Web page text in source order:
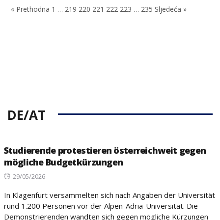
« Prethodna 1 … 219 220 221 222 223 … 235 Sljedeća »
DE/AT
Studierende protestieren österreichweit gegen
mögliche Budgetkürzungen
Posted
29/05/2026
In Klagenfurt versammelten sich nach Angaben der Universität
rund 1.200 Personen vor der Alpen-Adria-Universität. Die
Demonstrierenden wandten sich gegen mögliche Kürzungen